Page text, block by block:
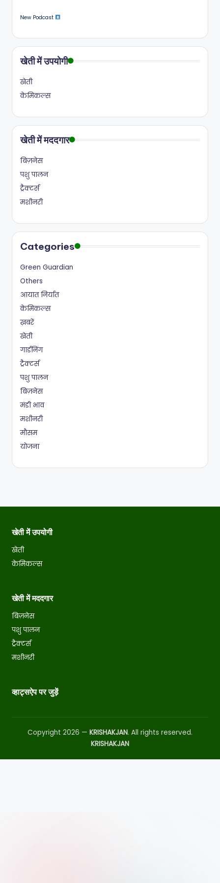
New Podcast
खेती में उपयोगी
खेती
केमिकल्स
खेती में मददगार
बिज़नेस
पशु पालन
ट्रैक्टर्स
मशीनरी
Categories
Green Guardian
Others
आयात निर्यात
केमिकल्स
ख़बरें
खेती
गार्डनिंग
ट्रैक्टर्स
पशु पालन
बिज़नेस
मंडी भाव
मशीनरी
मौसम
योजना
खेती में उपयोगी
खेती
केमिकल्स
खेती में मददगार
बिज़नेस
पशु पालन
ट्रैक्टर्स
मशीनरी
व्हाट्सऐप पर जुड़ें
Copyright 2026 — KRISHAKJAN. All rights reserved.
KRISHAKJAN